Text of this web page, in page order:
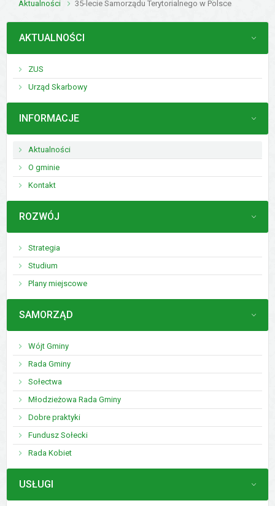
Aktualności
35-lecie Samorządu Terytorialnego w Polsce
MENU
AKTUALNOŚCI
ZUS
Urząd Skarbowy
MENU
INFORMACJE
Aktualności
O gminie
Kontakt
MENU
ROZWÓJ
Strategia
Studium
Plany miejscowe
MENU
SAMORZĄD
Wójt Gminy
Rada Gminy
Sołectwa
Młodzieżowa Rada Gminy
Dobre praktyki
Fundusz Sołecki
Rada Kobiet
MENU
USŁUGI